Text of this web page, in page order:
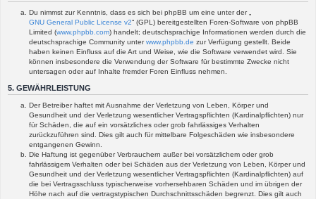
Du nimmst zur Kenntnis, dass es sich bei phpBB um eine unter der „
GNU General Public License v2“ (GPL) bereitgestellten Foren-Software von phpBB
Limited (www.phpbb.com) handelt; deutschsprachige Informationen werden durch die
deutschsprachige Community unterwww.phpbb.de zur Verfügung gestellt. Beide
haben keinen Einfluss auf die Art und Weise, wie die Software verwendet wird. Sie
können insbesondere die Verwendung der Software für bestimmte Zwecke nicht
untersagen oder auf Inhalte fremder Foren Einfluss nehmen.
5. GEWÄHRLEISTUNG
Der Betreiber haftet mit Ausnahme der Verletzung von Leben, Körper und
Gesundheit und der Verletzung wesentlicher Vertragspflichten (Kardinalpflichten) nur
für Schäden, die auf ein vorsätzliches oder grob fahrlässiges Verhalten
zurückzuführen sind. Dies gilt auch für mittelbare Folgeschäden wie insbesondere
entgangenen Gewinn.
Die Haftung ist gegenüber Verbrauchern außer bei vorsätzlichem oder grob
fahrlässigem Verhalten oder bei Schäden aus der Verletzung von Leben, Körper und
Gesundheit und der Verletzung wesentlicher Vertragspflichten (Kardinalpflichten) auf
die bei Vertragsschluss typischerweise vorhersehbaren Schäden und im übrigen der
Höhe nach auf die vertragstypischen Durchschnittsschäden begrenzt. Dies gilt auch